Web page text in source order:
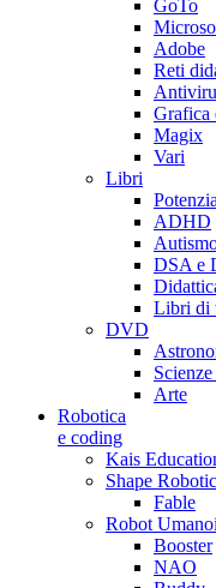
GoTo
Adobe
Reti
Grafica
Magix
Vari
Libri
ADHD
DSA e
Libri di
DVD
Arte
Robotica
e coding
Kais
Shape
Fable
Robot
Booster
NAO